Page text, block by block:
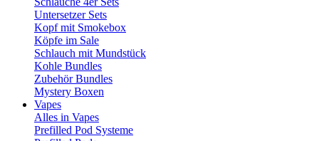
Untersetzer Sets
Kopf mit Smokebox
Köpfe im Sale
Schlauch mit Mundstück
Kohle Bundles
Zubehör Bundles
Mystery Boxen
Vapes
Alles in Vapes
Prefilled Pod Systeme